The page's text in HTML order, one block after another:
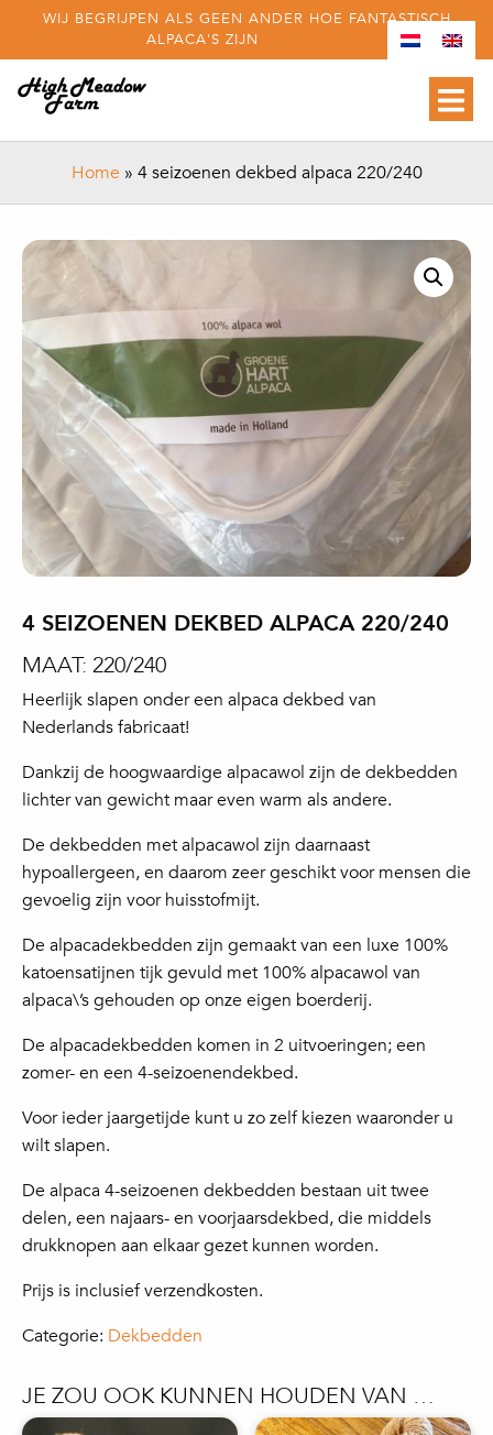
WIJ BEGRIJPEN ALS GEEN ANDER HOE FANTASTISCH
ALPACA'S ZIJN
Home » 4 seizoenen dekbed alpaca 220/240
4 SEIZOENEN DEKBED ALPACA 220/240
MAAT: 220/240
Heerlijk slapen onder een alpaca dekbed van
Nederlands fabricaat!
Dankzij de hoogwaardige alpacawol zijn de dekbedden
lichter van gewicht maar even warm als andere.
De dekbedden met alpacawol zijn daarnaast
hypoallergeen, en daarom zeer geschikt voor mensen die
gevoelig zijn voor huisstofmijt.
De alpacadekbedden zijn gemaakt van een luxe 100%
katoensatijnen tijk gevuld met 100% alpacawol van
alpaca\’s gehouden op onze eigen boerderij.
De alpacadekbedden komen in 2 uitvoeringen; een
zomer- en een 4-seizoenendekbed.
Voor ieder jaargetijde kunt u zo zelf kiezen waaronder u
wilt slapen.
De alpaca 4-seizoenen dekbedden bestaan uit twee
delen, een najaars- en voorjaarsdekbed, die middels
drukknopen aan elkaar gezet kunnen worden.
Prijs is inclusief verzendkosten.
Categorie: Dekbedden
JE ZOU OOK KUNNEN HOUDEN VAN …